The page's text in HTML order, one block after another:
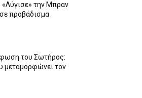
«Λύγισε» την Μπραν
προβάδισμα
του Σωτήρος:
μεταμορφώνει τον